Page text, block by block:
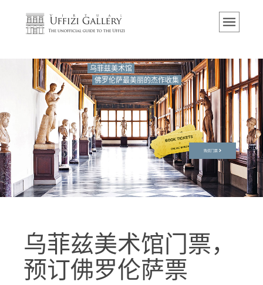
主页
信息
历史
活动 & 展览
游客的评论
联系我们
参观乌菲兹
现在预定
杰作
展示室
艺术家
乌菲兹美术馆
佛罗伦萨最美丽的杰作收集
购买门票
乌菲兹美术馆门票，
预订佛罗伦萨票